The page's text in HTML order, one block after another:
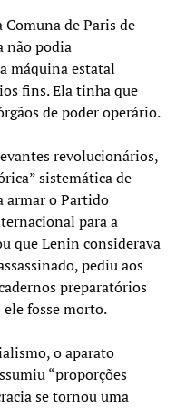
de Paris de
não podia
máquina estatal
fins. Ela tinha que
de poder operário.
revolucionários,
sistemática de
armar o Partido
para a
que Lenin considerava
pediu aos
preparatórios
ele fosse morto.
o aparato
“proporções
se tornou uma